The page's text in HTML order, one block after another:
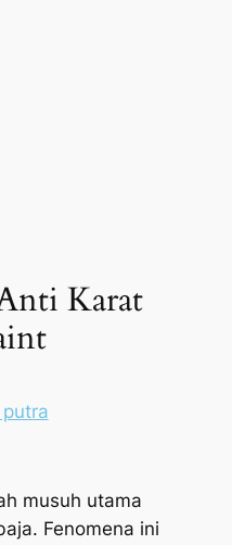
Karat
musuh utama
Fenomena ini